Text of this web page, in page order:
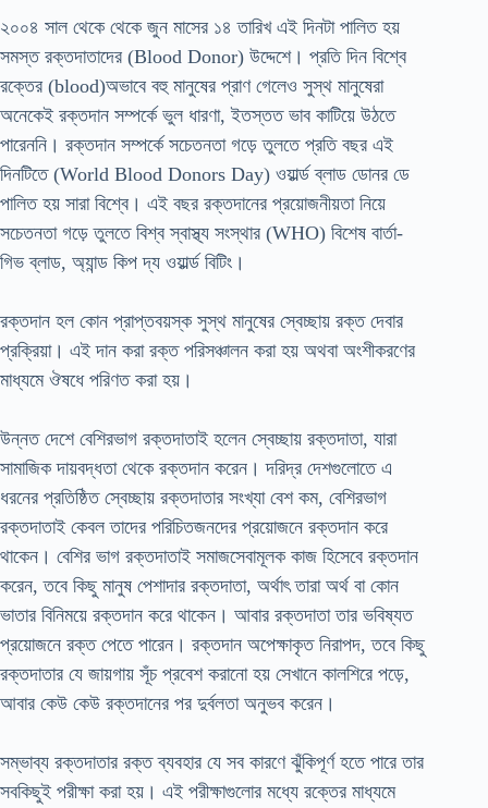
২০০৪ সাল থেকে থেকে জুন মাসের ১৪ তারিখ এই দিনটা পালিত হয়
সমস্ত রক্তদাতাদের (Blood Donor) উদ্দেশে। প্রতি দিন বিশ্বে
রক্তের (blood)অভাবে বহু মানুষের প্রাণ গেলেও সুস্থ মানুষেরা
অনেকেই রক্তদান সম্পর্কে ভুল ধারণা, ইতস্তত ভাব কাটিয়ে উঠতে
পারেননি। রক্তদান সম্পর্কে সচেতনতা গড়ে তুলতে প্রতি বছর এই
দিনটিতে (World Blood Donors Day) ওয়ার্ল্ড ব্লাড ডোনর ডে
পালিত হয় সারা বিশ্বে। এই বছর রক্তদানের প্রয়োজনীয়তা নিয়ে
সচেতনতা গড়ে তুলতে বিশ্ব স্বাস্থ্য সংস্থার (WHO) বিশেষ বার্তা-
গিভ ব্লাড, অ্যান্ড কিপ দ্য ওয়ার্ল্ড বিটিং।
রক্তদান হল কোন প্রাপ্তবয়স্ক সুস্থ মানুষের স্বেচ্ছায় রক্ত দেবার
প্রক্রিয়া। এই দান করা রক্ত পরিসঞ্চালন করা হয় অথবা অংশীকরণের
মাধ্যমে ঔষধে পরিণত করা হয়।
উন্নত দেশে বেশিরভাগ রক্তদাতাই হলেন স্বেচ্ছায় রক্তদাতা, যারা
সামাজিক দায়বদ্ধতা থেকে রক্তদান করেন। দরিদ্র দেশগুলোতে এ
ধরনের প্রতিষ্ঠিত স্বেচ্ছায় রক্তদাতার সংখ্যা বেশ কম, বেশিরভাগ
রক্তদাতাই কেবল তাদের পরিচিতজনদের প্রয়োজনে রক্তদান করে
থাকেন। বেশির ভাগ রক্তদাতাই সমাজসেবামূলক কাজ হিসেবে রক্তদান
করেন, তবে কিছু মানুষ পেশাদার রক্তদাতা, অর্থাৎ তারা অর্থ বা কোন
ভাতার বিনিময়ে রক্তদান করে থাকেন। আবার রক্তদাতা তার ভবিষ্যত
প্রয়োজনে রক্ত পেতে পারেন। রক্তদান অপেক্ষাকৃত নিরাপদ, তবে কিছু
রক্তদাতার যে জায়গায় সূঁচ প্রবেশ করানো হয় সেখানে কালশিরে পড়ে,
আবার কেউ কেউ রক্তদানের পর দুর্বলতা অনুভব করেন।
সম্ভাব্য রক্তদাতার রক্ত ব্যবহার যে সব কারণে ঝুঁকিপূর্ণ হতে পারে তার
সবকিছুই পরীক্ষা করা হয়। এই পরীক্ষাগুলোর মধ্যে রক্তের মাধ্যমে